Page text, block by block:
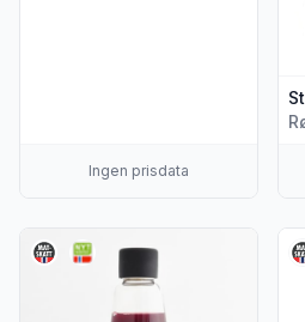
Ingen prisdata
Vis flere detaljer for produktet